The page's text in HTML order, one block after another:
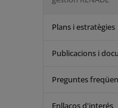
Plans i estratègies
Publicacions i
Preguntes
Enllaços d'interés